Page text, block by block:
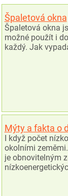
Špaletová okna
Špaletová okna
možné použít i
každý. Jak
Mýty a fakta o
I když počet
okolními
je obnovitelným